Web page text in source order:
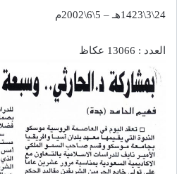
24\3\1423هـ – 5\6\2002م
العدد : 13066 عكاظ